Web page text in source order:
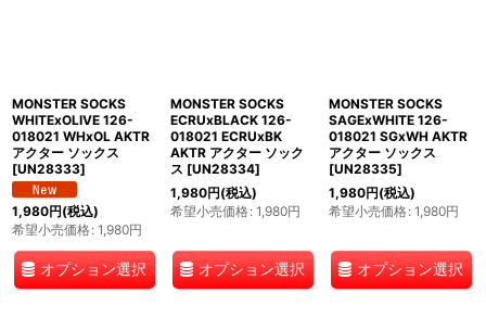
MONSTER SOCKS
WHITExOLIVE 126-
018021 WHxOL AKTR
アクター ソックス
[UN28333]
1,980円(税込)
希望小売価格: 1,980円
オプション選択
MONSTER SOCKS
ECRUxBLACK 126-
018021 ECRUxBK
AKTR アクター ソック
ス [UN28334]
1,980円(税込)
希望小売価格: 1,980円
オプション選択
MONSTER SOCKS
SAGExWHITE 126-
018021 SGxWH AKTR
アクター ソックス
[UN28335]
1,980円(税込)
希望小売価格: 1,980円
オプション選択